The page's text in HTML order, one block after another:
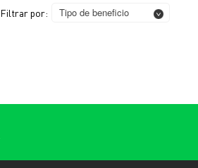
Filtrar por: Tipo de beneficio